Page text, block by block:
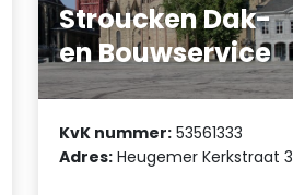
Stroucken Dak-
en Bouwservice
KvK nummer: 53561333
Adres: Heugemer Kerkstraat 3